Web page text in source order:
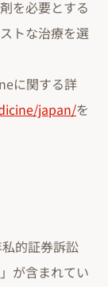
を必要とする
トな治療を選
に関する詳
japan/を
的証券訴訟
が含まれてい